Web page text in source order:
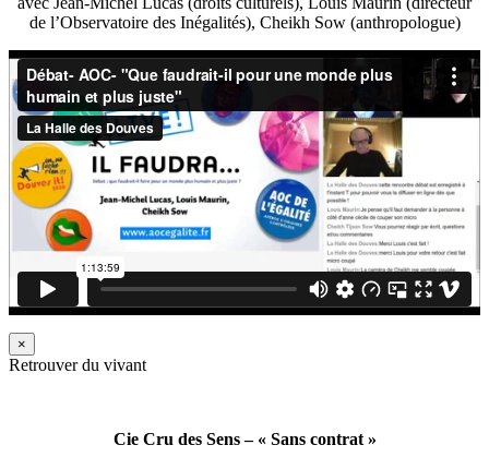
de l’Observatoire des Inégalités), Cheikh Sow (anthropologue)
×
Retrouver du vivant
Cie Cru des Sens – « Sans contrat »